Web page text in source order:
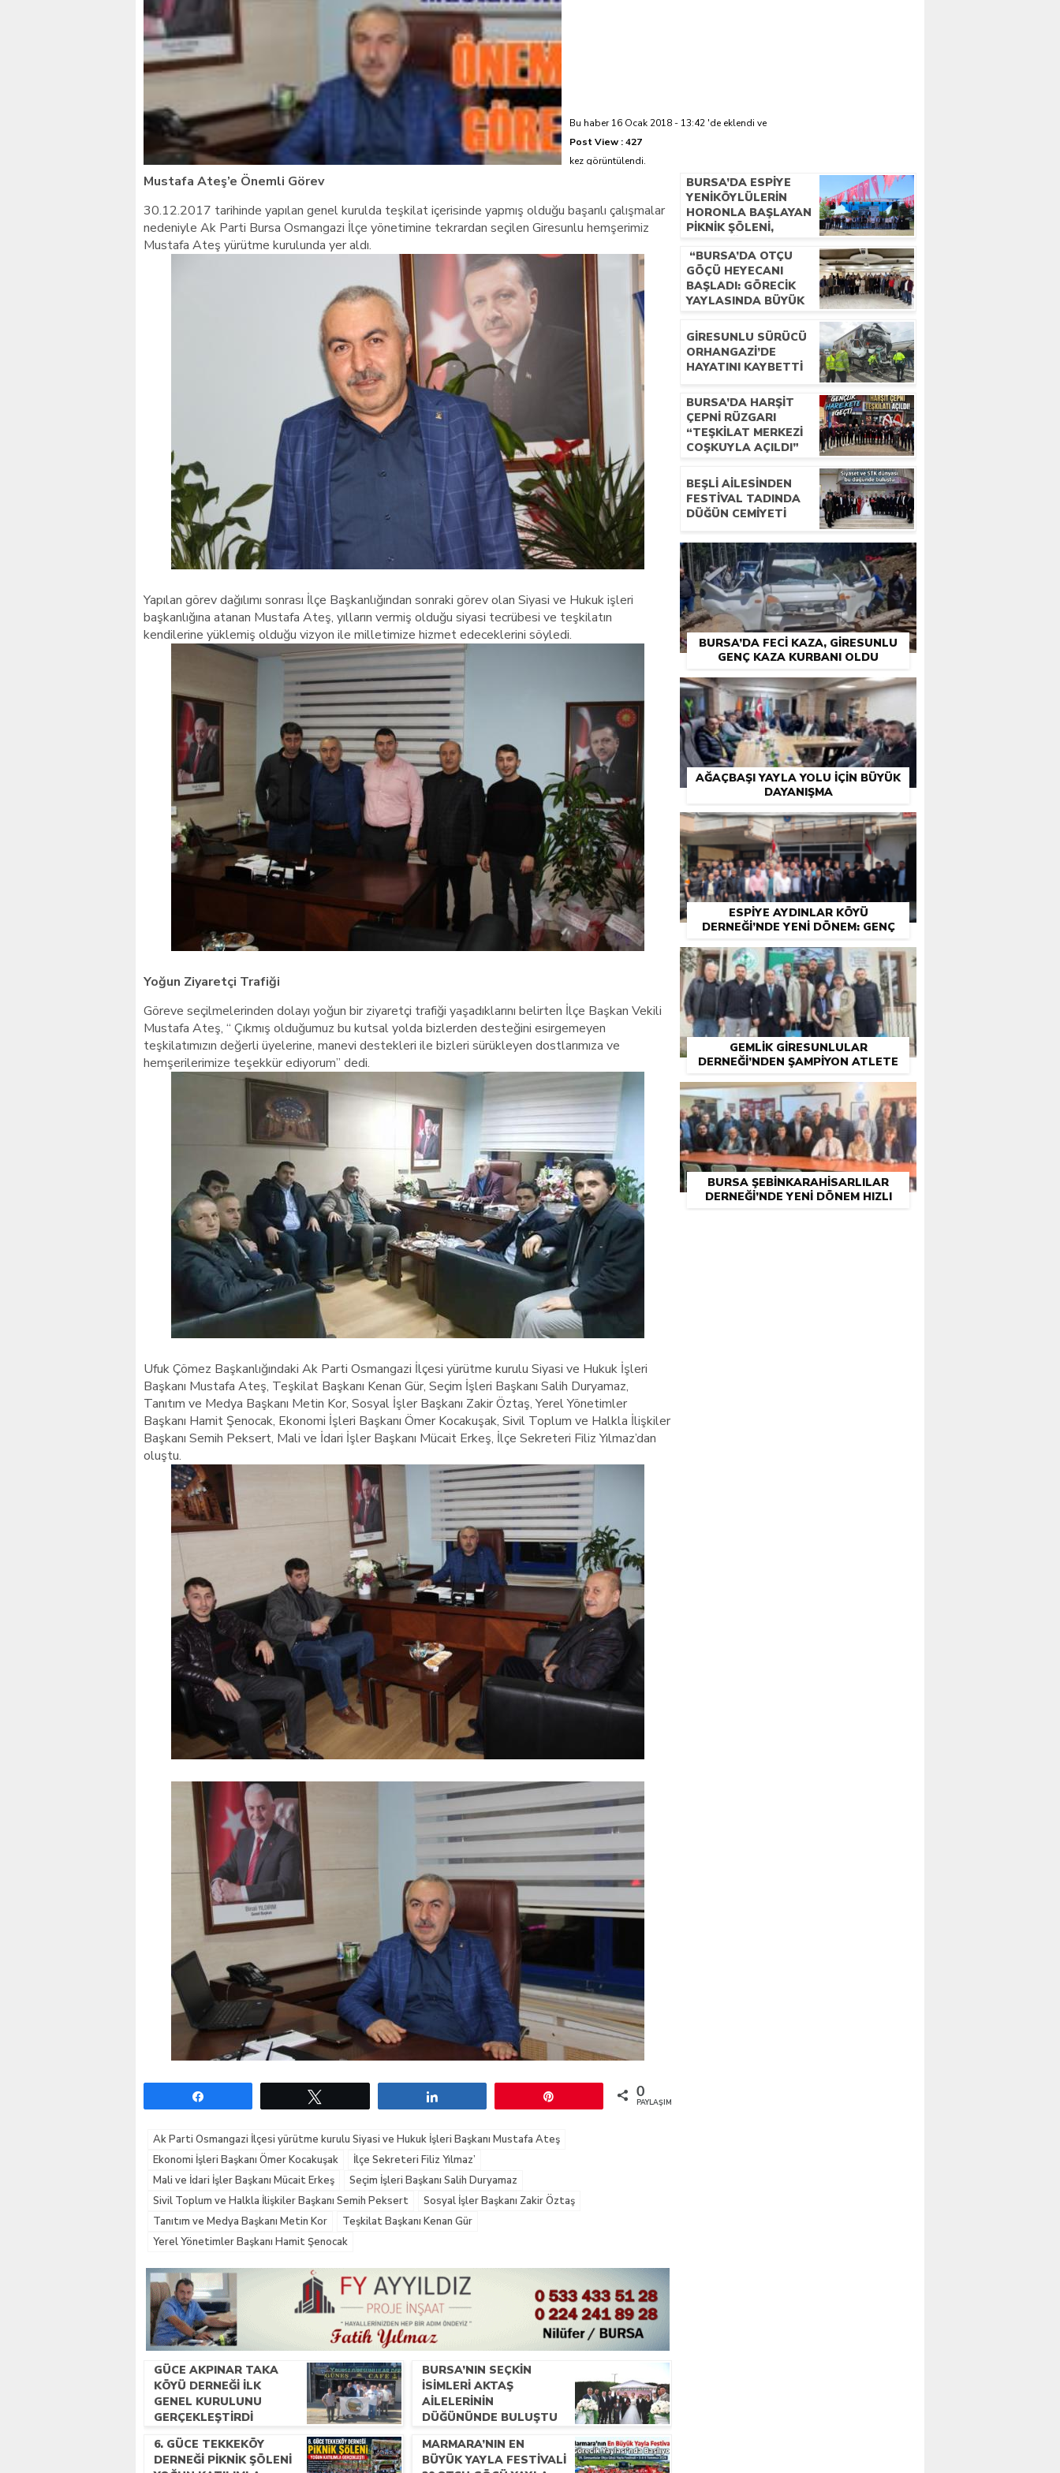
Giresunlu sürücü Orhangazi’de hayatını kaybetti
Bu haber 16 Ocak 2018 - 13:42 'de eklendi ve
Post View :427
kez görüntülendi.
Mustafa Ateş’e Önemli Görev
30.12.2017 tarihinde yapılan genel kurulda teşkilat içerisinde yapmış olduğu başarılı çalışmalar
nedeniyle Ak Parti Bursa Osmangazi İlçe yönetimine tekrardan seçilen Giresunlu hemşerimiz
Mustafa Ateş yürütme kurulunda yer aldı.
Yapılan görev dağılımı sonrası İlçe Başkanlığından sonraki görev olan Siyasi ve Hukuk işleri
başkanlığına atanan Mustafa Ateş, yılların vermiş olduğu siyasi tecrübesi ve teşkilatın
kendilerine yüklemiş olduğu vizyon ile milletimize hizmet edeceklerini söyledi.
Yoğun Ziyaretçi Trafiği
Göreve seçilmelerinden dolayı yoğun bir ziyaretçi trafiği yaşadıklarını belirten İlçe Başkan Vekili
Mustafa Ateş, “ Çıkmış olduğumuz bu kutsal yolda bizlerden desteğini esirgemeyen
teşkilatımızın değerli üyelerine, manevi destekleri ile bizleri sürükleyen dostlarımıza ve
hemşerilerimize teşekkür ediyorum” dedi.
Ufuk Çömez Başkanlığındaki Ak Parti Osmangazi İlçesi yürütme kurulu Siyasi ve Hukuk İşleri
Başkanı Mustafa Ateş, Teşkilat Başkanı Kenan Gür, Seçim İşleri Başkanı Salih Duryamaz,
Tanıtım ve Medya Başkanı Metin Kor, Sosyal İşler Başkanı Zakir Öztaş, Yerel Yönetimler
Başkanı Hamit Şenocak, Ekonomi İşleri Başkanı Ömer Kocakuşak, Sivil Toplum ve Halkla İlişkiler
Başkanı Semih Peksert, Mali ve İdari İşler Başkanı Mücait Erkeş, İlçe Sekreteri Filiz Yılmaz’dan
oluştu.
0
PAYLAŞIMLAR
Ak Parti Osmangazi İlçesi yürütme kurulu Siyasi ve Hukuk İşleri Başkanı Mustafa Ateş
Ekonomi İşleri Başkanı Ömer Kocakuşak
İlçe Sekreteri Filiz Yılmaz’
Mali ve İdari İşler Başkanı Mücait Erkeş
Seçim İşleri Başkanı Salih Duryamaz
Sivil Toplum ve Halkla İlişkiler Başkanı Semih Peksert
Sosyal İşler Başkanı Zakir Öztaş
Tanıtım ve Medya Başkanı Metin Kor
Teşkilat Başkanı Kenan Gür
Yerel Yönetimler Başkanı Hamit Şenocak
GÜCE AKPINAR TAKA
KÖYÜ DERNEĞI İLK
GENEL KURULUNU
GERÇEKLEŞTIRDI
BURSA’NIN SEÇKIN
İSIMLERI AKTAŞ
AILELERININ
DÜĞÜNÜNDE BULUŞTU
6. GÜCE TEKKEKÖY
DERNEĞI PIKNIK ŞÖLENI
MARMARA’NIN EN
BÜYÜK YAYLA FESTIVALI
BURSA’DA ESPIYE
YENIKÖYLÜLERIN
HORONLA BAŞLAYAN
PIKNIK ŞÖLENI,
TEMELLERLE
TAÇLANDI
“BURSA’DA OTÇU
GÖÇÜ HEYECANI
BAŞLADI: GÖRECIK
YAYLASINDA BÜYÜK
GIRESUNLU SÜRÜCÜ
ORHANGAZI’DE
HAYATINI KAYBETTI
BURSA’DA HARŞIT
ÇEPNI RÜZGARI
“TEŞKILAT MERKEZI
COŞKUYLA AÇILDI”
BEŞLI AILESINDEN
FESTIVAL TADINDA
DÜĞÜN CEMIYETI
BURSA’DA FECI KAZA, GIRESUNLU
GENÇ KAZA KURBANI OLDU
AĞAÇBAŞI YAYLA YOLU İÇIN BÜYÜK
DAYANIŞMA
ESPIYE AYDINLAR KÖYÜ
DERNEĞI’NDE YENI DÖNEM: GENÇ
GEMLIK GIRESUNLULAR
DERNEĞI’NDEN ŞAMPIYON ATLETE
BURSA ŞEBINKARAHISARLILAR
DERNEĞI’NDE YENI DÖNEM HIZLI